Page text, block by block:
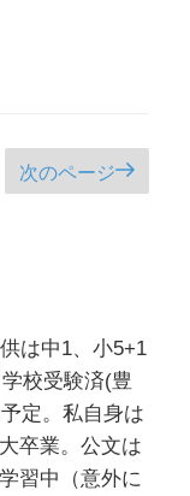
次のページ
は中1、小5+1
校受験済(豊
定。私自身は
卒業。公文は
習中（意外に